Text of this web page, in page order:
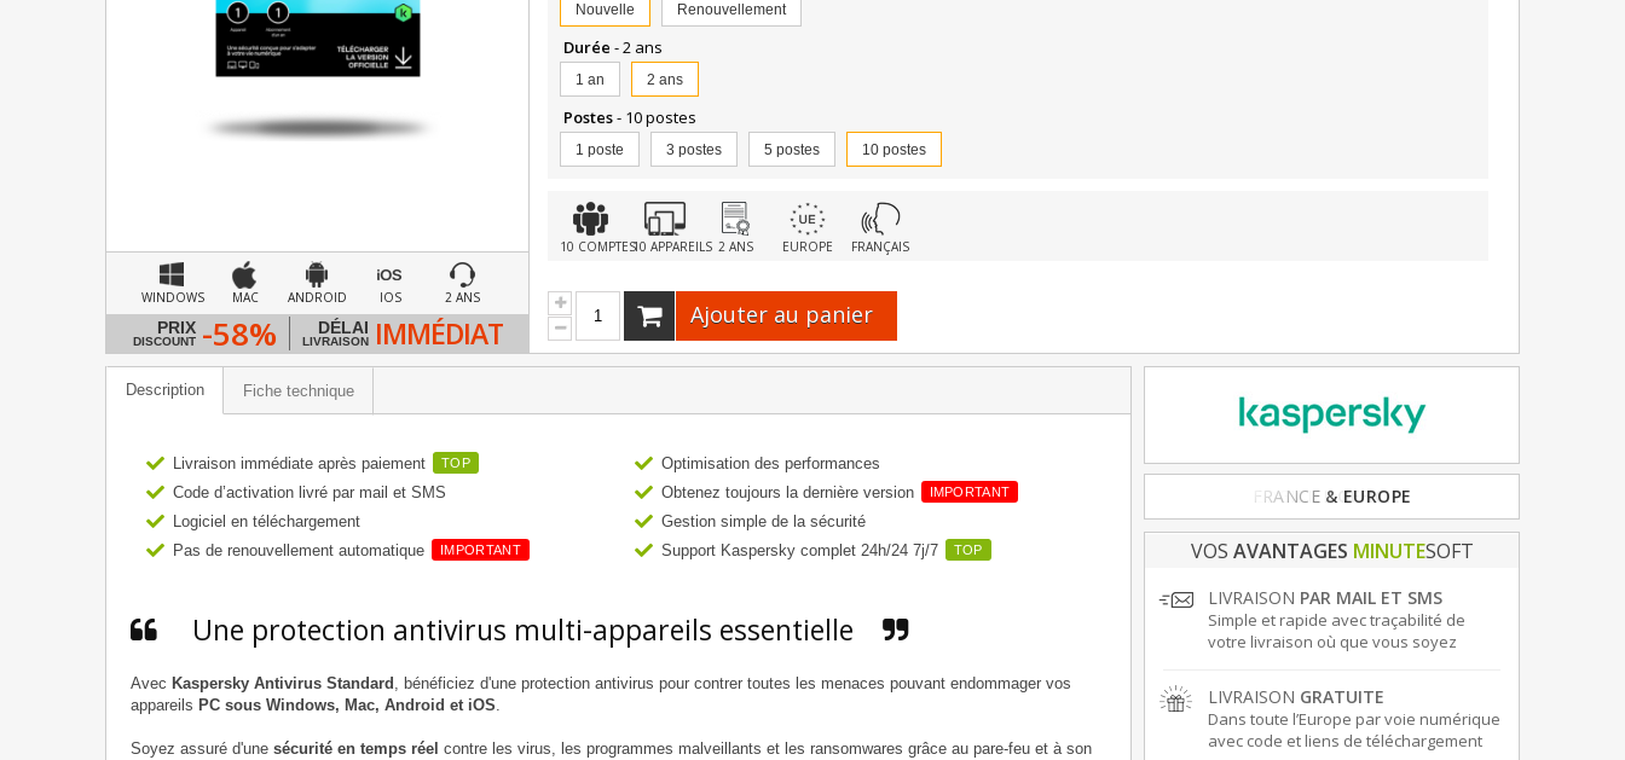
WINDOWS MAC ANDROID IOS 2 ANS
PRIX
DISCOUNT -58% DÉLAI
LIVRAISON IMMÉDIAT
Nouvelle Renouvellement
Durée- 2 ans
1 an 2 ans
Postes- 10 postes
1 poste 3 postes 5 postes 10 postes
10 COMPTES10 APPAREILS 2 ANS EUROPE FRANÇAIS
Ajouter au panier
Description Fiche technique
Livraison immédiate après paiement TOP
Code d’activation livré par mail et SMS
Logiciel en téléchargement
Pas de renouvellement automatique
IMPORTANT
Optimisation des performances
Obtenez toujours la dernière version
IMPORTANT
Gestion simple de la sécurité
Support Kaspersky complet 24h/24 7j/7
TOP
Une protection antivirus multi-appareils essentielle
Avec Kaspersky Antivirus Standard , bénéficiez d'une protection antivirus pour contrer toutes les menaces pouvant endommager vos
appareils PC sous Windows, Mac, Android et iOS.
Soyez assuré d'une sécurité en temps réel contre les virus, les programmes malveillants et les ransomwares grâce au pare-feu et à son
FRANCE & EUROPE
VOS AVANTAGES MINUTESOFT
LIVRAISON PAR MAIL ET SMS
Simple et rapide avec traçabilité de
votre livraison où que vous soyez
LIVRAISON GRATUITE
Dans toute l’Europe par voie numérique
avec code et liens de téléchargement